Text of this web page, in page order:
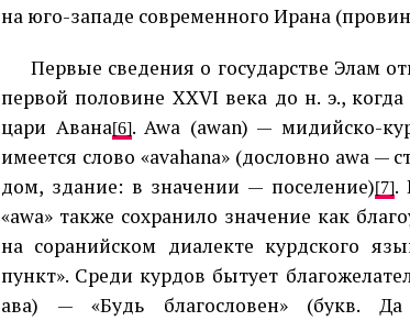
на юго-западе современного Ирана
Первые сведения о государстве Элам
первой половине XXVI века до н. э.,
цари Авана[6]. Awa (awan) — мидийско-
имеется слово «avahana» (дословно awa —
дом, здание: в значении — поселение)[7].
«awa» также сохранило значение как
на соранийском диалекте курдского
пункт». Среди курдов бытует
ава) — «Будь благословен» (букв.